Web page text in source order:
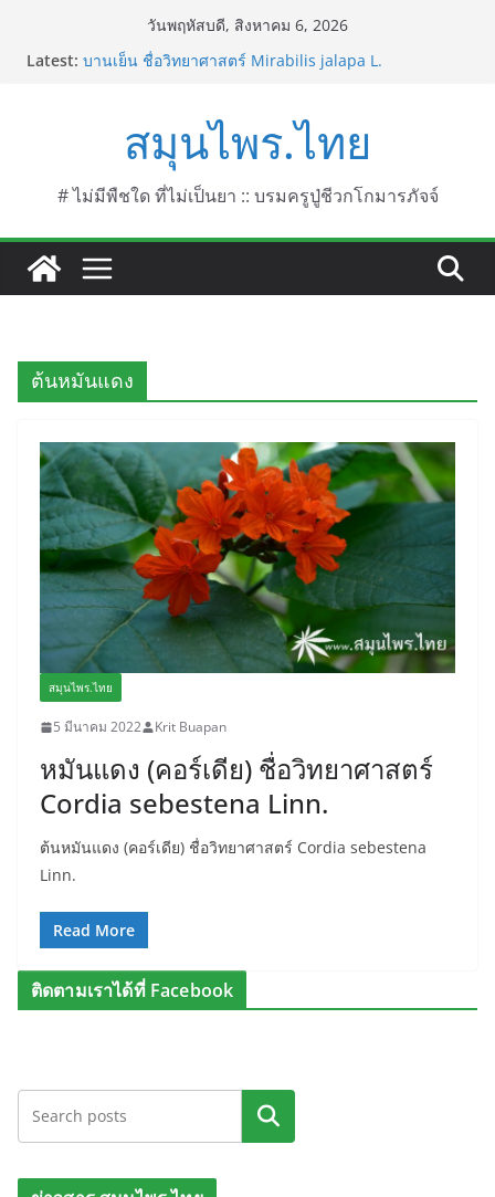
วันพฤหัสบดี, สิงหาคม 6, 2026
Latest: บานเย็น ชื่อวิทยาศาสตร์ Mirabilis jalapa L.
บานไม่รู้โรยไฟเออร์เวิร์ค ชื่อวิทยาศาสตร์ Gomphrena
pulchella L. (Firework)
บานไม่รู้โรยป่า ชื่อวิทยาศาสตร์ Gomphrena
celosioides Mart.
สมุนไพร.ไทย
# ไม่มีพืชใด ที่ไม่เป็นยา :: บรมครูปู่ชีวกโกมารภัจจ์
ต้นหมันแดง
สมุนไพร.ไทย
5 มีนาคม 2022 Krit Buapan
หมันแดง (คอร์เดีย) ชื่อวิทยาศาสตร์
Cordia sebestena Linn.
ต้นหมันแดง (คอร์เดีย) ชื่อวิทยาศาสตร์ Cordia sebestena
Linn.
Read More
ติดตามเราได้ที่ Facebook
ค้นหา